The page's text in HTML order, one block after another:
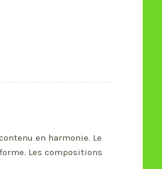
en harmonie. Le
Les compositions